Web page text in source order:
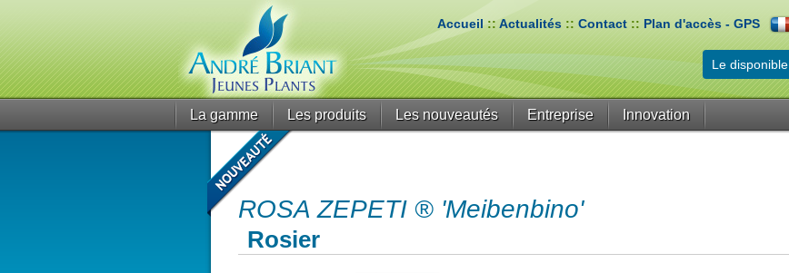
Accueil::Actualités :: Contact :: Plan d'accès - GPS
Le disponible
La gamme Les produits Les nouveautés Entreprise Innovation
ROSA ZEPETI ® 'Meibenbino'
Rosier